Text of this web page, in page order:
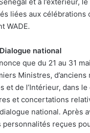
et à l’extérieur,
liées aux célébrations
WADE.
national
que du 21 au 31
Ministres,
et de l’Intérieur, dans le
et concertations
national. Après
reçues